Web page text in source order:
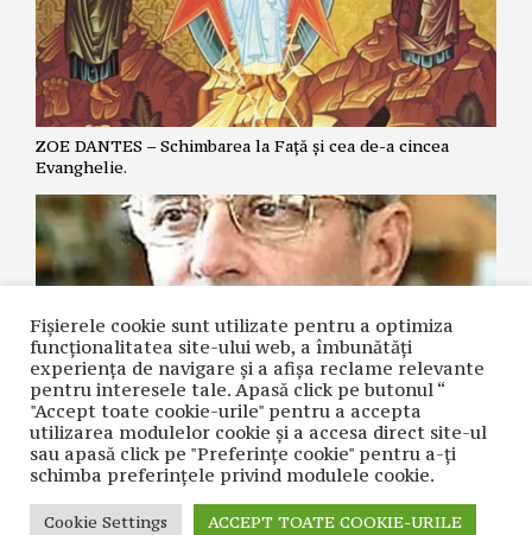
ZOE DANTES – Schimbarea la Față și cea de-a cincea
Evanghelie.
NICOLAE GRIGORIE LĂCRIȚA – Crime premeditate prin
diagnostice false și tratamente inutile
Fișierele cookie sunt utilizate pentru a optimiza
funcţionalitatea site-ului web, a îmbunătăţi
experienţa de navigare şi a afişa reclame relevante
pentru interesele tale. Apasă click pe butonul “
"Accept toate cookie-urile" pentru a accepta
utilizarea modulelor cookie şi a accesa direct site-ul
sau apasă click pe "Preferințe cookie" pentru a-ţi
schimba preferinţele privind modulele cookie.
Cookie Settings ACCEPT TOATE COOKIE-URILE